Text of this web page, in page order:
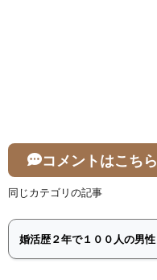
コメントはこちら
同じカテゴリの記事